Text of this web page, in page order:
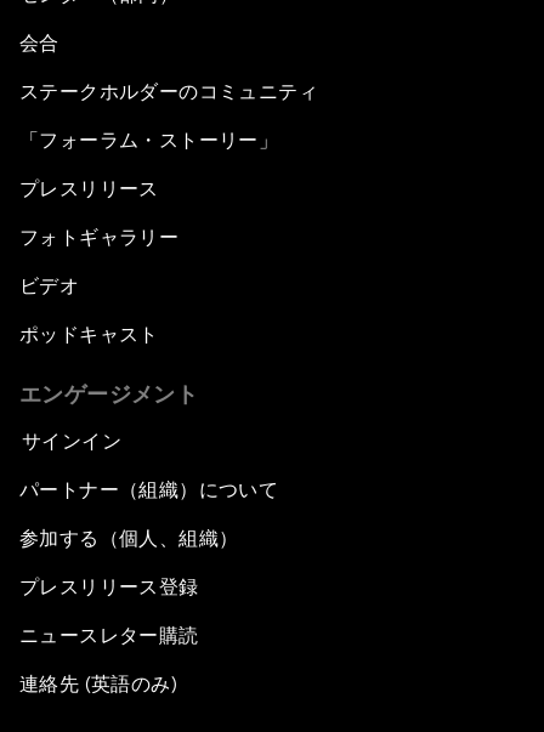
会合
ステークホルダーのコミュニティ
「フォーラム・ストーリー」
プレスリリース
フォトギャラリー
ビデオ
ポッドキャスト
エンゲージメント
サインイン
パートナー（組織）について
参加する（個人、組織）
プレスリリース登録
ニュースレター購読
連絡先 (英語のみ)